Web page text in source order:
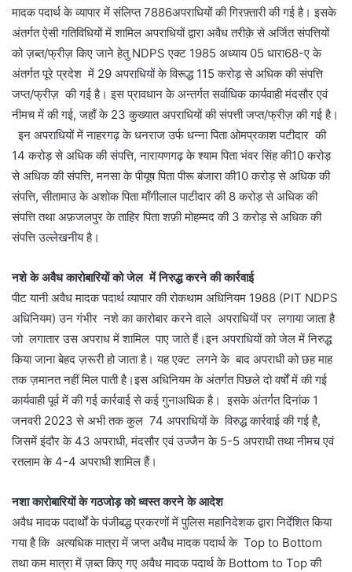
मादक पदार्थ के व्यापार में संलिप्त 7886अपराधियों की गिरफ़्तारी की गई है। इसके
अंतर्गत ऐसी गतिविधियों में शामिल अपराधियों द्वारा अवैध तरीक़े से अर्जित संपत्तियों
को ज़ब्त/फ्रीज़ किए जाने हेतु NDPS एक्ट 1985 अध्याय 05 धारा68-ए के
अंतर्गत पूरे प्रदेश में 29 अपराधियों के विरूद्ध 115 करोड़ से अधिक की संपत्ति
जप्त/फ्रीज़ की गई है। इस प्रावधान के अन्तर्गत सर्वाधिक कार्यवाही मंदसौर एवं
नीमच में की गई, जहाँ के 23 कुख्यात अपराधियों की संपत्ती जप्त/फ्रीज़ की गई है।
इन अपराधियों में नाहरगढ़ के धनराज उर्फ धन्ना पिता ओमप्रकाश पटीदार की
14 करोड़ से अधिक की संपत्ति, नारायणगढ़ के श्याम पिता भंवर सिंह की10 करोड़
से अधिक की संपत्ति, मनसा के पीयूष पिता पीरू बंजारा की10 करोड़ से अधिक की
संपत्ति, सीतामाउ के अशोक पिता माँगीलाल पाटीदार की 8 करोड़ से अधिक की
संपत्ति तथा अफ़जलपुर के ताहिर पिता शफ़ी मोहम्मद की 3 करोड़ से अधिक की
संपत्ति उल्लेखनीय है।
नशे के अवैध कारोबारियों को जेल में निरुद्ध करने की कार्रवाई
पीट यानी अवैध मादक पदार्थ व्यापार की रोकथाम अधिनियम 1988 (PIT NDPS
अधिनियम) उन गंभीर नशे का कारोबार करने वाले अपराधियों पर लगाया जाता है
जो लगातार उस अपराध में शामिल पाए जाते हैं।इन अपराधियों को जेल में निरुद्ध
किया जाना बेहद ज़रूरी हो जाता है। यह एक्ट लगने के बाद अपराधी को छह माह
तक ज़मानत नहीं मिल पाती है।इस अधिनियम के अंतर्गत पिछले दो वर्षों में की गई
कार्यवाही पूर्व में की गई कार्रवाई से कई गुनाअधिक है। इसके अंतर्गत दिनांक 1
जनवरी 2023 से अभी तक कुल 74 अपराधियों के विरुद्ध कार्रवाई की गई है,
जिसमें इंदौर के 43 अपराधी, मंदसौर एवं उज्जैन के 5-5 अपराधी तथा नीमच एवं
रतलाम के 4-4 अपराधी शामिल हैं।
नशा कारोबारियों के गठजोड़ को ध्वस्त करने के आदेश
अवैध मादक पदार्थों के पंजीबद्ध प्रकरणों में पुलिस महानिदेशक द्वारा निर्देशित किया
गया है कि अत्यधिक मात्रा में जप्त अवैध मादक पदार्थ के Top to Bottom
तथा कम मात्रा में ज़ब्त किए गए अवैध मादक पदार्थ के Bottom to Top की